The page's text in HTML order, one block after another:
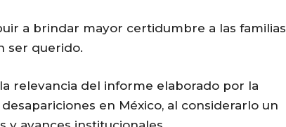
a brindar mayor certidumbre a las familias
ser querido.
relevancia del informe elaborado por la
en México, al considerarlo un